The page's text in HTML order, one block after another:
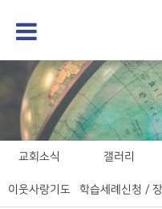
교회소식 갤러리
이웃사랑기도 학습세례신청 /